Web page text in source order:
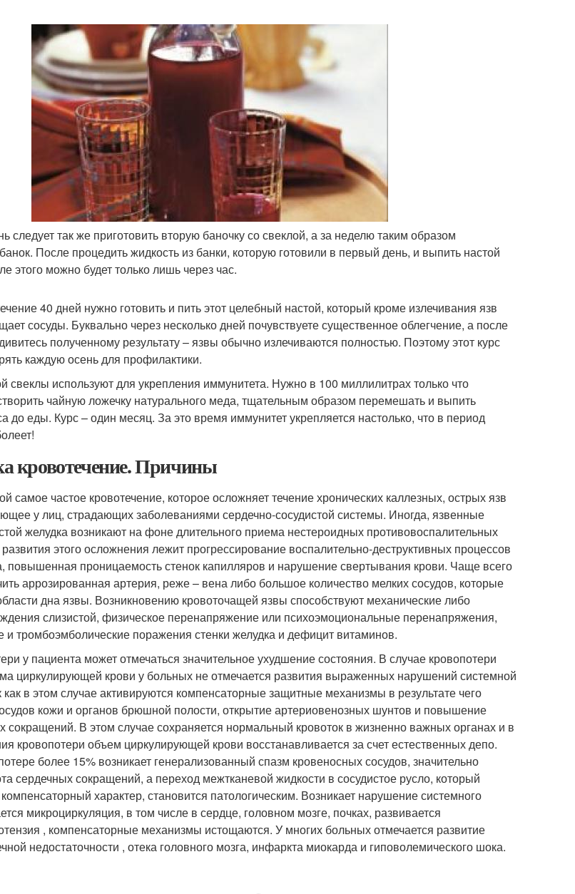
следует так же приготовить вторую баночку со свеклой, а за неделю таким образом
После процедить жидкость из банки, которую готовили в первый день, и выпить настой
этого можно будет только лишь через час.
40 дней нужно готовить и пить этот целебный настой, который кроме излечивания язв
сосуды. Буквально через несколько дней почувствуете существенное облегчение, а после
полученному результату – язвы обычно излечиваются полностью. Поэтому этот курс
каждую осень для профилактики.
свеклы используют для укрепления иммунитета. Нужно в 100 миллилитрах только что
чайную ложечку натурального меда, тщательным образом перемешать и выпить
до еды. Курс – один месяц. За это время иммунитет укрепляется настолько, что в период
кровотечение. Причины
самое частое кровотечение, которое осложняет течение хронических каллезных, острых язв
у лиц, страдающих заболеваниями сердечно-сосудистой системы. Иногда, язвенные
желудка возникают на фоне длительного приема нестероидных противовоспалительных
этого осложнения лежит прогрессирование воспалительно-деструктивных процессов
повышенная проницаемость стенок капилляров и нарушение свертывания крови. Чаще всего
аррозированная артерия, реже – вена либо большое количество мелких сосудов, которые
дна язвы. Возникновению кровоточащей язвы способствуют механические либо
слизистой, физическое перенапряжение или психоэмоциональные перенапряжения,
и тромбоэмболические поражения стенки желудка и дефицит витаминов.
у пациента может отмечаться значительное ухудшение состояния. В случае кровопотери
циркулирующей крови у больных не отмечается развития выраженных нарушений системной
как в этом случае активируются компенсаторные защитные механизмы в результате чего
кожи и органов брюшной полости, открытие артериовенозных шунтов и повышение
сокращений. В этом случае сохраняется нормальный кровоток в жизненно важных органах и в
кровопотери объем циркулирующей крови восстанавливается за счет естественных депо.
более 15% возникает генерализованный спазм кровеносных сосудов, значительно
сердечных сокращений, а переход межтканевой жидкости в сосудистое русло, который
характер, становится патологическим. Возникает нарушение системного
микроциркуляция, в том числе в сердце, головном мозге, почках, развивается
, компенсаторные механизмы истощаются. У многих больных отмечается развитие
недостаточности , отека головного мозга, инфаркта миокарда и гиповолемического шока.